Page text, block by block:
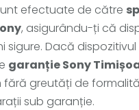
efectuate de către
, asigurându-ți că
sigure. Dacă
garanție Sony
greutăți de
sub garanție.